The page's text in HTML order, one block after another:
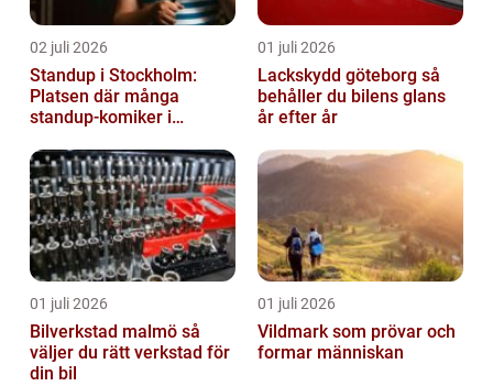
02 juli 2026
Standup i Stockholm:
Platsen där många
standup-komiker i
01 juli 2026
Lackskydd göteborg så
behåller du bilens glans
år efter år
01 juli 2026
Bilverkstad malmö så
väljer du rätt verkstad för
din bil
01 juli 2026
Vildmark som prövar och
formar människan